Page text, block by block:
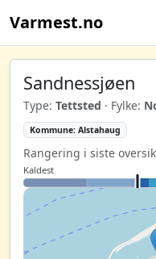
Varmest.no
Sandnessjøen
Type: Tettsted · Fylke:
Kommune: Alstahaug
Rangering i siste
Kaldest